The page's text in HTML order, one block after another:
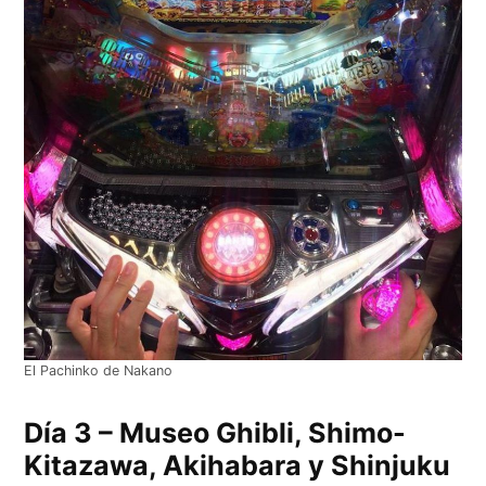
El Pachinko de Nakano
Día 3 – Museo Ghibli, Shimo-
Kitazawa, Akihabara y Shinjuku